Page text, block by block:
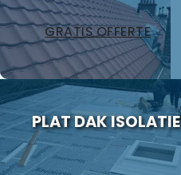
GRATIS OFFERTE
PLAT DAK ISOLATIE